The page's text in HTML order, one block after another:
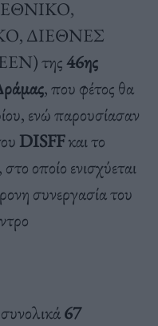
(ΕΘΝΙΚΟ,
ΔΙΕΘΝΕΣ
της46ης
, που φέτος θα
ενώ παρουσίασαν
DISFFκαι το
, στο οποίο ενισχύεται
συνεργασία του
67